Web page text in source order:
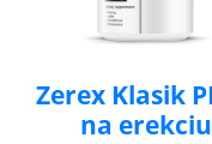
Zerex Klasik
na erekciu